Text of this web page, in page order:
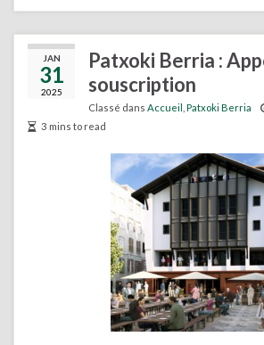
JAN
31
2025
Patxoki Berria :
souscription
Classé dans Accueil Patxoki Berria
3 mins to read